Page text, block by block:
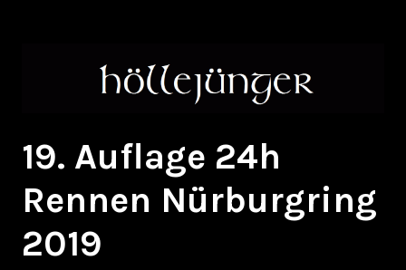
19. Auflage 24h
Rennen Nürburgring
2019